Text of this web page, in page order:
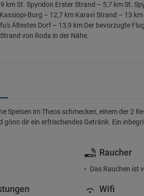
km St. Spyridon Erster Strand – 5,7 km St.
Burg – 12,7 km Karavi Strand – 13
Ältestes Dorf – 13,9 km Der bevorzugte
von Roda in der Nähe.
Speisen im Theos schmecken, einem der 2
gönn dir ein erfrischendes Getränk. Ein
Raucher
Das Rauchen ist
Wifi